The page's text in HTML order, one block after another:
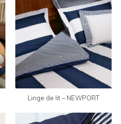
Linge de lit – NEWPORT